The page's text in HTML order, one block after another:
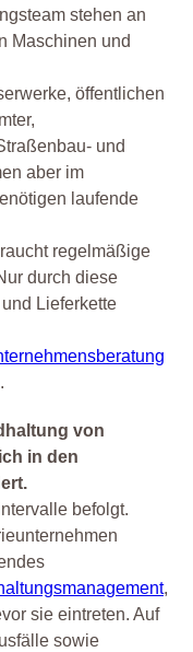
stehen an
Maschinen und
öffentlichen
und
aber im
laufende
regelmäßige
durch diese
Lieferkette
von
in den
befolgt.
,
sie eintreten. Auf
sowie